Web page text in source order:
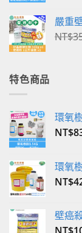
嚴重
NT$
特色商品
環氧
NT$
環氧
NT$
壁癌